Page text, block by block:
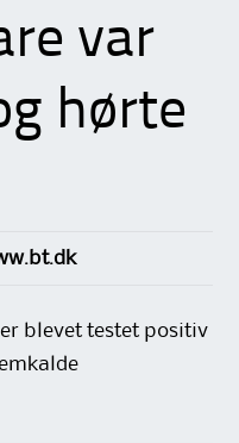
var
hørte
blevet testet positiv